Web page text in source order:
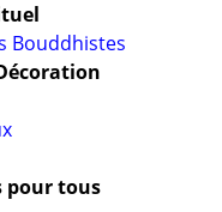
pour tous